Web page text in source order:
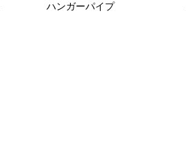
ハンガーパイプ